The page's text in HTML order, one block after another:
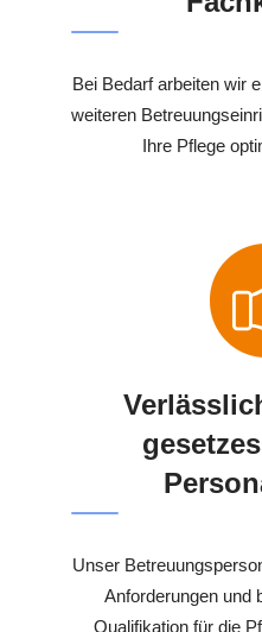
Bei Bedarf arbeiten wir
weiteren
Ihre Pflege
Unser
Anforderungen und
Qualifikation für die